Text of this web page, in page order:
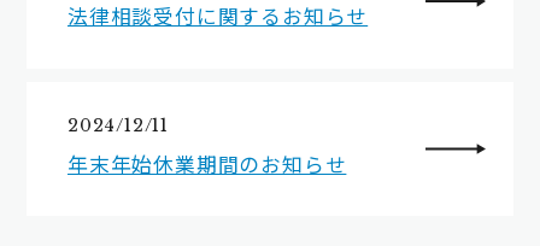
法律相談受付に関するお知らせ
2024/12/11
年末年始休業期間のお知らせ